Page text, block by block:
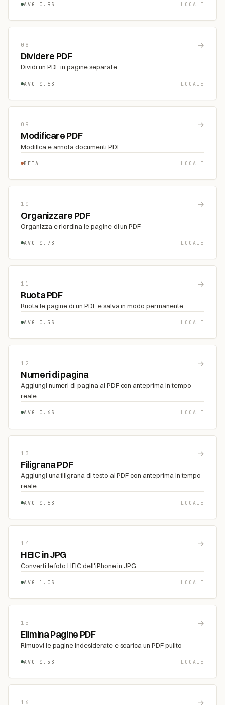
AVG 0.9S LOCALE
08 →
Dividere PDF
Dividi un PDF in pagine separate
AVG 0.6S LOCALE
09 →
Modificare PDF
Modifica e annota documenti PDF
BETA LOCALE
10 →
Organizzare PDF
Organizza e riordina le pagine di un PDF
AVG 0.7S LOCALE
11 →
Ruota PDF
Ruota le pagine di un PDF e salva in modo permanente
AVG 0.5S LOCALE
12 →
Numeri di pagina
Aggiungi numeri di pagina al PDF con anteprima in tempo
reale
AVG 0.6S LOCALE
13 →
Filigrana PDF
Aggiungi una filigrana di testo al PDF con anteprima in tempo
reale
AVG 0.6S LOCALE
14 →
HEIC in JPG
Converti le foto HEIC dell'iPhone in JPG
AVG 1.0S LOCALE
15 →
Elimina Pagine PDF
Rimuovi le pagine indesiderate e scarica un PDF pulito
AVG 0.5S LOCALE
16 →